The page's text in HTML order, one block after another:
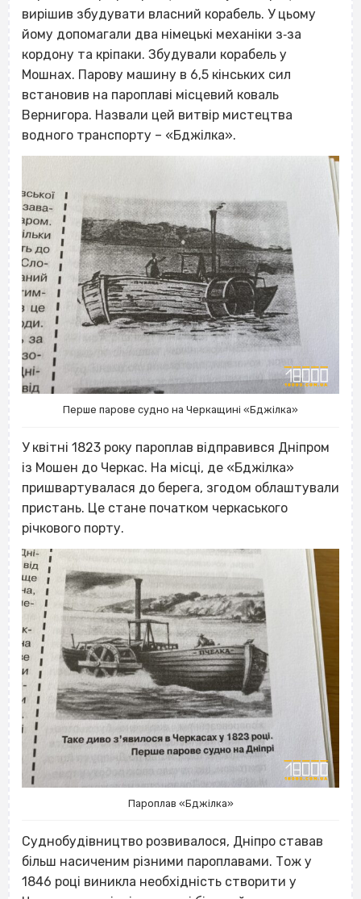
вирішив збудувати власний корабель. У цьому
йому допомагали два німецькі механіки з‐за
кордону та кріпаки. Збудували корабель у
Мошнах. Парову машину в 6,5 кінських сил
встановив на пароплаві місцевий коваль
Вернигора. Назвали цей витвір мистецтва
водного транспорту – «Бджілка».
Перше парове судно на Черкащині «Бджілка»
У квітні 1823 року пароплав відправився Дніпром
із Мошен до Черкас. На місці, де «Бджілка»
пришвартувалася до берега, згодом облаштували
пристань. Це стане початком черкаського
річкового порту.
Пароплав «Бджілка»
Суднобудівництво розвивалося, Дніпро ставав
більш насиченим різними пароплавами. Тож у
1846 році виникла необхідність створити у